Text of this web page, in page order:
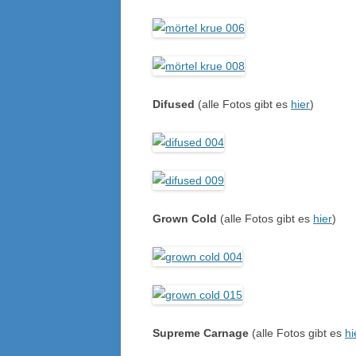
Difused (alle Fotos gibt es hier)
Grown Cold (alle Fotos gibt es hier)
Supreme Carnage (alle Fotos gibt es